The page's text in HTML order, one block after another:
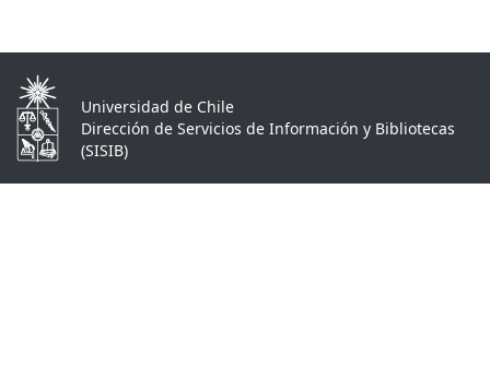
Universidad de Chile
Dirección de Servicios de Información y Bibliotecas
(SISIB)